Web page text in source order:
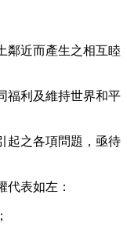
近而產生之相互睦
利及維持世界和平
之各項問題，亟待
代表如左：